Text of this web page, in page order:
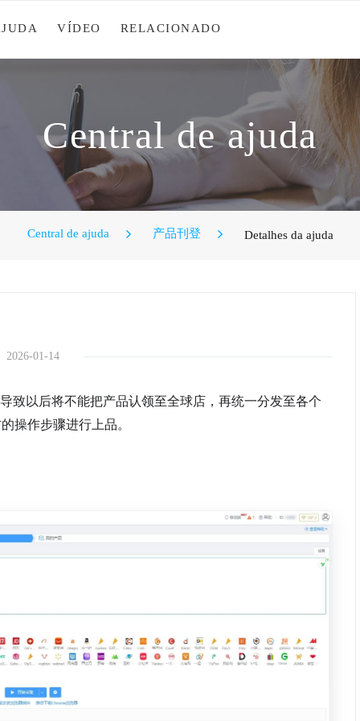
VÍDEO RELACIONADO
Central de ajuda
Central de ajuda 产品刊登 Detalhes da ajuda
2026-01-14
致以后将不能把产品认领至全球店，再统一分发至各个
操作步骤进行上品。